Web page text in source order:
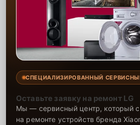
СПЕЦИАЛИЗИРОВАННЫЙ
Оставьте заявку на ремонт LG
Мы — сервисный центр, который
на ремонте устройств бренда